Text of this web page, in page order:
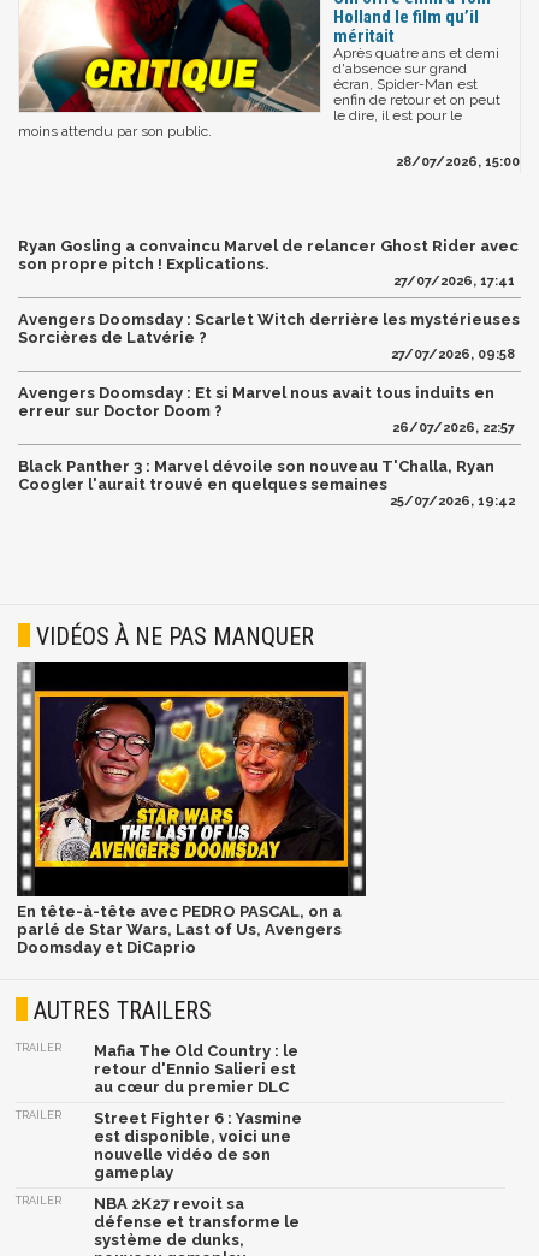
Holland le film qu’il
méritait
Après quatre ans et demi
d'absence sur grand
écran, Spider-Man est
enfin de retour et on peut
le dire, il est pour le
moins attendu par son public.
28/07/2026, 15:00
Ryan Gosling a convaincu Marvel de relancer Ghost Rider avec
son propre pitch ! Explications.
27/07/2026, 17:41
Avengers Doomsday : Scarlet Witch derrière les mystérieuses
Sorcières de Latvérie ?
27/07/2026, 09:58
Avengers Doomsday : Et si Marvel nous avait tous induits en
erreur sur Doctor Doom ?
26/07/2026, 22:57
Black Panther 3 : Marvel dévoile son nouveau T'Challa, Ryan
Coogler l'aurait trouvé en quelques semaines
25/07/2026, 19:42
VIDÉOS À NE PAS MANQUER
En tête-à-tête avec PEDRO PASCAL, on a
parlé de Star Wars, Last of Us, Avengers
Doomsday et DiCaprio
AUTRES TRAILERS
TRAILER
Mafia The Old Country : le
retour d'Ennio Salieri est
au cœur du premier DLC
TRAILER
Street Fighter 6 : Yasmine
est disponible, voici une
nouvelle vidéo de son
gameplay
TRAILER
NBA 2K27 revoit sa
défense et transforme le
système de dunks,